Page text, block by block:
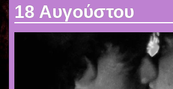
18 Αυγούστου